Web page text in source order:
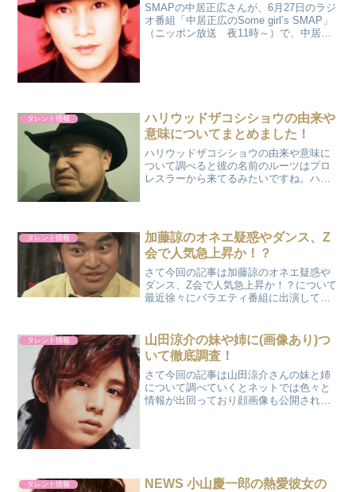
SMAPの中居正広さんが、6月27日のラジ
オ番組「中居正広のSome girl’s SMAP」
（ニッポン放送 夜11時～）で、中居正
タレント情報
ハリウッドザコシショウの由来や
意味についてまとめました！
ハリウッドザコシショウの由来や意味に
ついて調べると彼の名前のルーツはプロ
レスラーから来てるみたいですね。ハリ
いますがザコシショウの...
タレント情報
加藤諒のオネエ疑惑やダンス、Z
会で人気急上昇か！？
さて今回の記事は加藤諒のオネエ疑惑や
ダンス、Z会で人気急上昇か！？について
最近徐々にバラエティ番組に出演して一
査していきましょう！広告オネエキャラ
についてテレビで加藤さ...
タレント情報
山田涼介の妹や姉に(画像あり)つ
いて徹底調査！
さて今回の記事は山田涼介さんの妹と姉
について調べていくとネットでは色々と
情報が出回っており顔画像も公開されち
タレント情報
NEWS 小山慶一郎の熱愛彼女の